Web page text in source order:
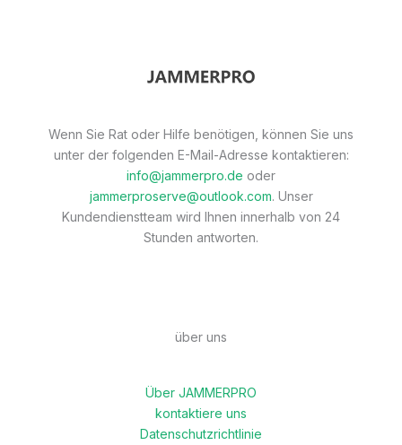
Wenn Sie Rat oder Hilfe benötigen, können Sie uns
unter der folgenden E-Mail-Adresse kontaktieren:
info@jammerpro.de oder
jammerproserve@outlook.com. Unser
Kundendienstteam wird Ihnen innerhalb von 24
Stunden antworten.
über uns
Über JAMMERPRO
kontaktiere uns
Datenschutzrichtlinie